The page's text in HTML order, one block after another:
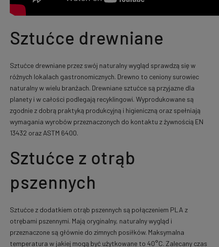
Sztućce drewniane
Sztućce drewniane przez swój naturalny wygląd sprawdzą się w
różnych lokalach gastronomicznych. Drewno to ceniony surowiec
naturalny w wielu branżach. Drewniane sztućce są przyjazne dla
planety i w całości podlegają recyklingowi. Wyprodukowane są
zgodnie z dobrą praktyką produkcyjną i higieniczną oraz spełniają
wymagania wyrobów przeznaczonych do kontaktu z żywnością EN
13432 oraz ASTM 6400.
Sztućce z otrąb
pszennych
Sztućce z dodatkiem otrąb pszennych są połączeniem PLA z
otrębami pszennymi. Mają oryginalny, naturalny wygląd i
przeznaczone są głównie do zimnych posiłków. Maksymalna
temperatura w jakiej mogą być użytkowane to 40°C. Zalecany czas